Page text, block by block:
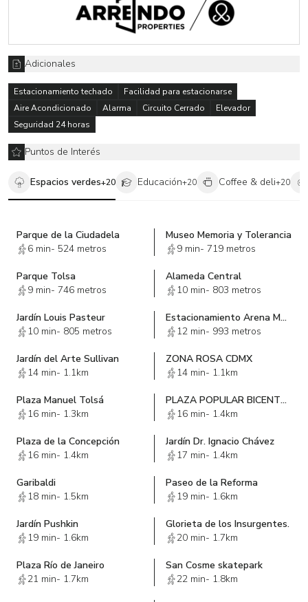
Adicionales
Estacionamiento techado
Facilidad para estacionarse
Aire Acondicionado
Alarma Circuito Cerrado
Elevador
Seguridad 24 horas
Puntos de Interés
Espacios verdes+20 Educación+20 Coffee & deli+20
Parque de la Ciudadela
6 min- 524 metros
Museo Memoria y Tolerancia
9 min- 719 metros
Parque Tolsa
9 min- 746 metros
Alameda Central
10 min- 803 metros
Jardín Louis Pasteur
10 min- 805 metros
Estacionamiento Arena México
12 min- 993 metros
Jardín del Arte Sullivan
14 min- 1.1km
ZONA ROSA CDMX
14 min- 1.1km
Plaza Manuel Tolsá
16 min- 1.3km
PLAZA POPULAR BICENTENARIO
16 min- 1.4km
Plaza de la Concepción
16 min- 1.4km
Jardín Dr. Ignacio Chávez
17 min- 1.4km
Garibaldi
18 min- 1.5km
Paseo de la Reforma
19 min- 1.6km
Jardín Pushkin
19 min- 1.6km
Glorieta de los Insurgentes.
20 min- 1.7km
Plaza Río de Janeiro
21 min- 1.7km
San Cosme skatepark
22 min- 1.8km